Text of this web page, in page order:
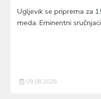
Ugljevik se priprema za
meda. Eminentni
09.08.2026